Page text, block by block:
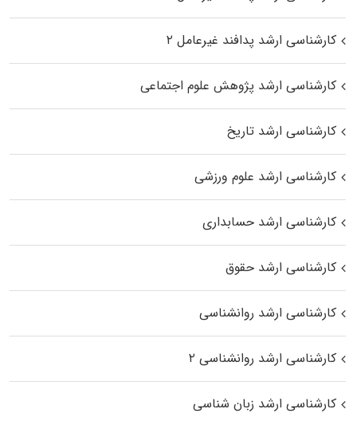
کارشناسی ارشد پدافند غیرعامل ۲
کارشناسی ارشد پژوهش علوم اجتماعی
کارشناسی ارشد تاریخ
کارشناسی ارشد علوم ورزشی
کارشناسی ارشد حسابداری
کارشناسی ارشد حقوق
کارشناسی ارشد روانشناسی
کارشناسی ارشد روانشناسی ۲
کارشناسی ارشد زبان شناسی